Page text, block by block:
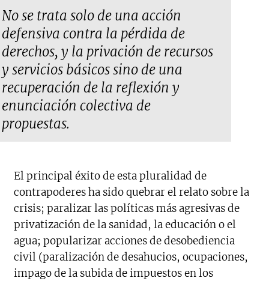
No se trata solo de una acción
defensiva contra la pérdida de
derechos, y la privación de recursos
y servicios básicos sino de una
recuperación de la reflexión y
enunciación colectiva de
propuestas.
El principal éxito de esta pluralidad de
contrapoderes ha sido quebrar el relato sobre la
crisis; paralizar las políticas más agresivas de
privatización de la sanidad, la educación o el
agua; popularizar acciones de desobediencia
civil (paralización de desahucios, ocupaciones,
impago de la subida de impuestos en los